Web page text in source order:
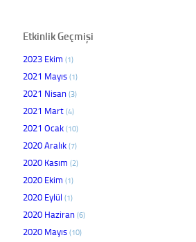
Etkinlik Geçmişi
2023 Ekim (1)
2021 Mayıs (1)
2021 Nisan (3)
2021 Mart (4)
2021 Ocak (10)
2020 Aralık (7)
2020 Kasım (2)
2020 Ekim (1)
2020 Eylül (1)
2020 Haziran (6)
2020 Mayıs (10)